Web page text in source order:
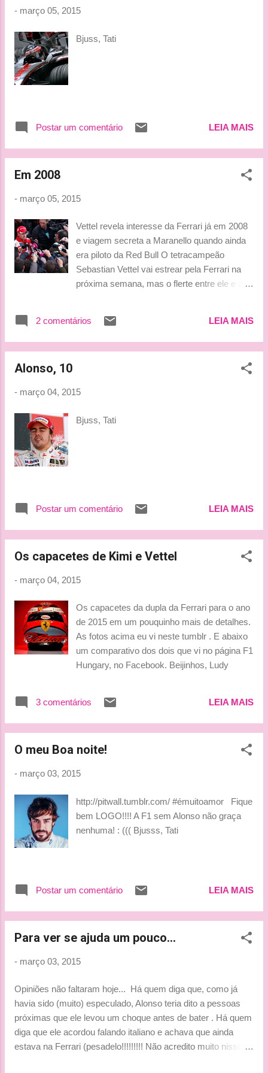
dele está risco e que "talvez ele não corra
news/report-alonso-may-not-race/ Respeito
- março 05, 2015
Bjuss, Tati
Postar um comentário LEIA MAIS
Em 2008
- março 05, 2015
Vettel revela interesse da Ferrari já em 2008
e viagem secreta a Maranello quando ainda
era piloto da Red Bull O tetracampeão
Sebastian Vettel vai estrear pela Ferrari na
próxima semana, mas o flerte entre ele e a
italiana, fez sondagens em 2008 e 2010 Foi
em 2008 que a Ferrari sondou Sebastian
àquela altura, estava apenas em sua
Rosso — sequer havia se mudado para a
de 2012 e 2013 para falar com o então
presidente, Luca di Montezemolo. Sua
contratação, no entanto, foi anunciada
apenas no fim do ano passado. “...
2 comentários LEIA MAIS
Alonso, 10
- março 04, 2015
Bjuss, Tati
Postar um comentário LEIA MAIS
Os capacetes de Kimi e Vettel
- março 04, 2015
Os capacetes da dupla da Ferrari para o ano
de 2015 em um pouquinho mais de detalhes.
As fotos acima eu vi neste tumblr . E abaixo
um comparativo dos dois que vi no página F1
Hungary, no Facebook. Beijinhos, Ludy
3 comentários LEIA MAIS
O meu Boa noite!
- março 03, 2015
http://pitwall.tumblr.com/ #émuitoamor Fique
bem LOGO!!!! A F1 sem Alonso não graça
nenhuma! : ((( Bjusss, Tati
Postar um comentário LEIA MAIS
Para ver se ajuda um pouco...
- março 03, 2015
Opiniões não faltaram hoje... Há quem diga que, como já
havia sido (muito) especulado, Alonso teria dito a pessoas
próximas que ele levou um choque antes de bater . Há quem
diga que ele acordou falando italiano e achava que ainda
estava na Ferrari (pesadelo!!!!!!!!! Não acredito muito nisso